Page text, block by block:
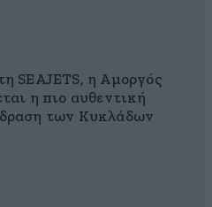
SEAJETS, η Αμοργός
η πιο αυθεντική
των Κυκλάδων